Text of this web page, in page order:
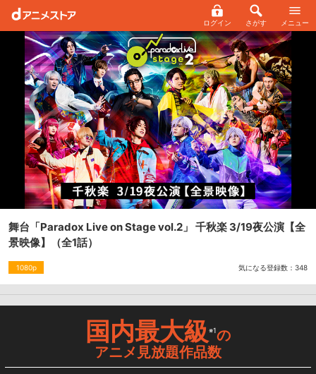
ログイン さがす メニュー
舞台「Paradox Live on Stage vol.2」 千秋楽 3/19夜公演【全
景映像】
（全1話）
1080p 気になる登録数： 348
国内最大級※1の
アニメ見放題作品数